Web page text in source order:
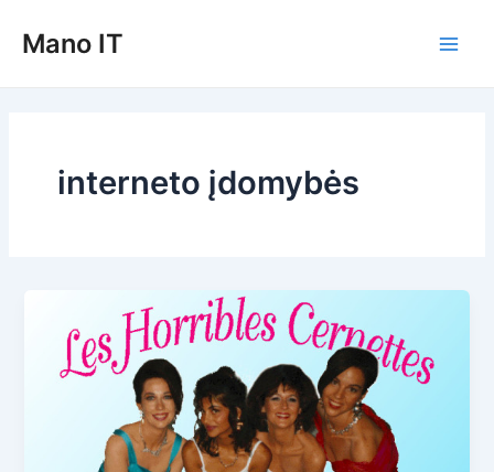
prieMano IT
interneto įdomybės